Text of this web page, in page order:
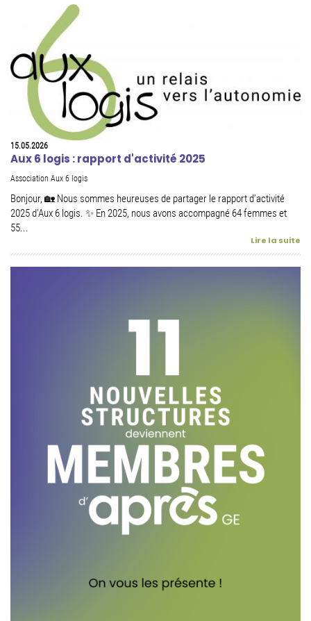
15.05.2026
Aux 6 logis : rapport d'activité 2025
Association Aux 6 logis
Bonjour, 🏡 Nous sommes heureuses de partager le rapport d’activité
2025 d'Aux 6 logis. ✨ En 2025, nous avons accompagné 64 femmes et
55...
Lire la suite